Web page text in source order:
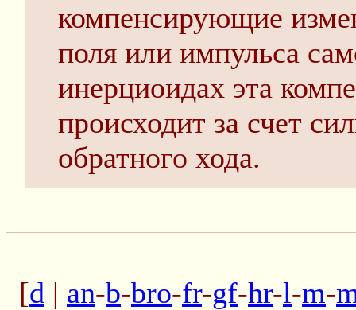
компенсирующие
поля или импульса
инерциоидах эта
происходит за счет
обратного хода.
[d | an-b-bro-fr-gf-hr-l-m-